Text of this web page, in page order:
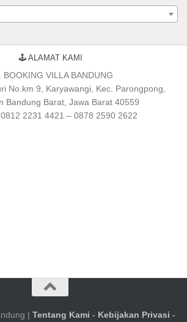
🕹 ALAMAT KAMI
BOOKING VILLA BANDUNG
No.km 9, Karyawangi, Kec. Parongpong,
Bandung Barat, Jawa Barat 40559
2231 4421 – 0878 2590 2622
| Tentang Kami - Kebijakan Privasi -